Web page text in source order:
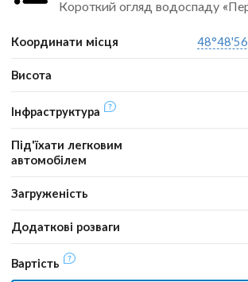
Короткий огляд водоспаду
Координати місця
Висота
Інфраструктура
Під'їхати легковим
автомобілем
Загруженість
Додаткові розваги
Вартість